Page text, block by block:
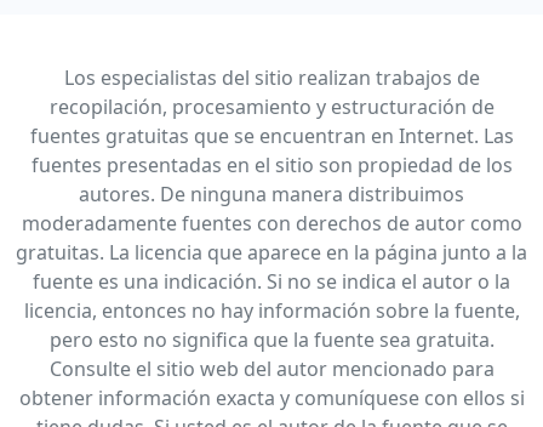
Los especialistas del sitio realizan trabajos de
recopilación, procesamiento y estructuración de
fuentes gratuitas que se encuentran en Internet. Las
fuentes presentadas en el sitio son propiedad de los
autores. De ninguna manera distribuimos
moderadamente fuentes con derechos de autor como
gratuitas. La licencia que aparece en la página junto a la
fuente es una indicación. Si no se indica el autor o la
licencia, entonces no hay información sobre la fuente,
pero esto no significa que la fuente sea gratuita.
Consulte el sitio web del autor mencionado para
obtener información exacta y comuníquese con ellos si